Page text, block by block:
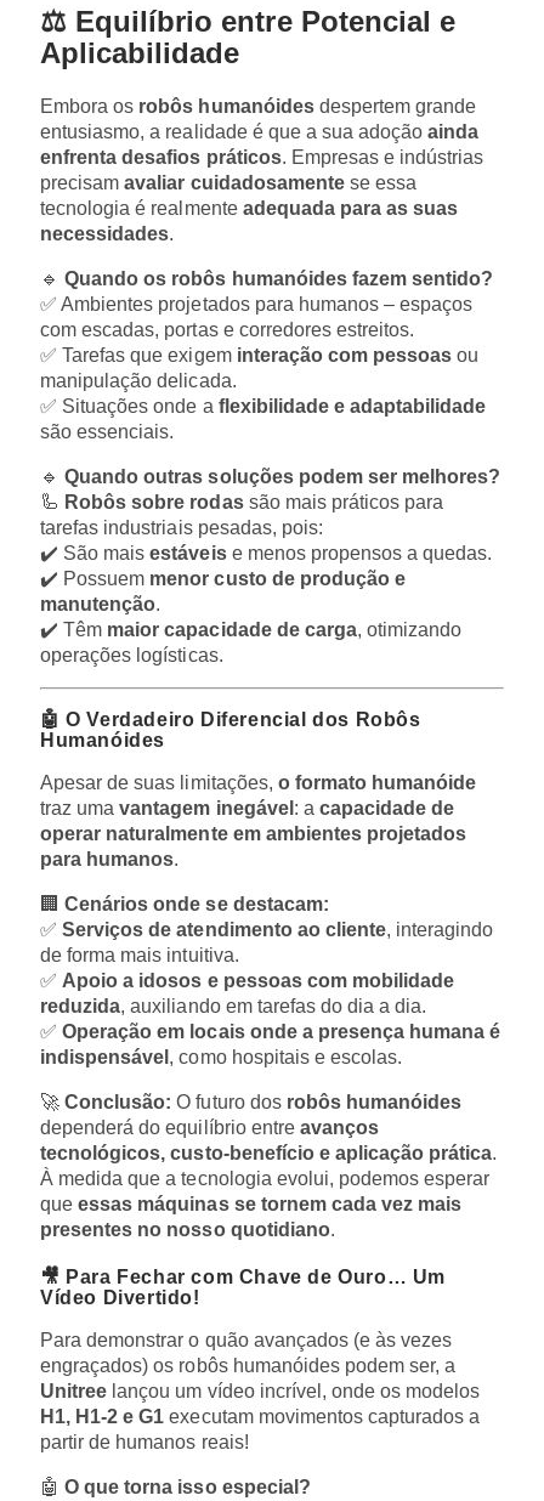
⚖️ Equilíbrio entre Potencial e
Aplicabilidade
Embora os robôs humanóidesdespertem grande
entusiasmo, a realidade é que a sua adoçãoainda
enfrenta desafios práticos. Empresas e indústrias
precisamavaliar cuidadosamentese essa
tecnologia é realmente adequada para as suas
necessidades.
🔹Quando os robôs humanóides fazem sentido?
✅ Ambientes projetados para humanos – espaços
com escadas, portas e corredores estreitos.
✅ Tarefas que exigem interação com pessoas ou
manipulação delicada.
✅ Situações onde a flexibilidade e adaptabilidade
são essenciais.
🔹Quando outras soluções podem ser melhores?
🦾 Robôs sobre rodassão mais práticos para
tarefas industriais pesadas, pois:
✔️ São maisestáveise menos propensos a quedas.
✔️ Possuem menor custo de produção e
manutenção.
✔️ Têm maior capacidade de carga, otimizando
operações logísticas.
🤖 O Verdadeiro Diferencial dos Robôs
Humanóides
Apesar de suas limitações, o formato humanóide
traz umavantagem inegável : a capacidade de
operar naturalmente em ambientes projetados
para humanos.
🏢Cenários onde se destacam:
✅Serviços de atendimento ao cliente, interagindo
de forma mais intuitiva.
✅ Apoio a idosos e pessoas com mobilidade
reduzida, auxiliando em tarefas do dia a dia.
✅Operação em locais onde a presença humana é
indispensável , como hospitais e escolas.
🚀Conclusão: O futuro dos robôs humanóides
dependerá do equilíbrio entre avanços
tecnológicos, custo-benefício e aplicação prática.
À medida que a tecnologia evolui, podemos esperar
queessas máquinas se tornem cada vez mais
presentes no nosso quotidiano.
🎥 Para Fechar com Chave de Ouro… Um
Vídeo Divertido!
Para demonstrar o quão avançados (e às vezes
engraçados) os robôs humanóides podem ser, a
Unitree lançou um vídeo incrível, onde os modelos
H1, H1-2 e G1 executam movimentos capturados a
partir de humanos reais!
🤖O que torna isso especial?